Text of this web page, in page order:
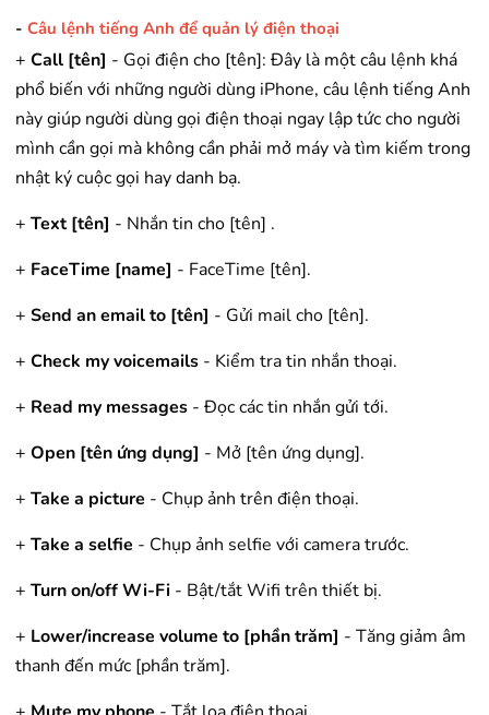
- Câu lệnh tiếng Anh để quản lý điện thoại
+ Call [tên] - Gọi điện cho [tên]: Đây là một câu lệnh khá
phổ biến với những người dùng iPhone, câu lệnh tiếng Anh
này giúp người dùng gọi điện thoại ngay lập tức cho người
mình cần gọi mà không cần phải mở máy và tìm kiếm trong
nhật ký cuộc gọi hay danh bạ.
+ Text [tên] - Nhắn tin cho [tên] .
+ FaceTime [name] - FaceTime [tên].
+ Send an email to [tên] - Gửi mail cho [tên].
+ Check my voicemails - Kiểm tra tin nhắn thoại.
+ Read my messages - Đọc các tin nhắn gửi tới.
+ Open [tên ứng dụng] - Mở [tên ứng dụng].
+ Take a picture - Chụp ảnh trên điện thoại.
+ Take a selfie - Chụp ảnh selfie với camera trước.
+ Turn on/off Wi-Fi - Bật/tắt Wifi trên thiết bị.
+ Lower/increase volume to [phần trăm] - Tăng giảm âm
thanh đến mức [phần trăm].